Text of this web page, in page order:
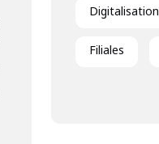
Digitalisation
Filiales